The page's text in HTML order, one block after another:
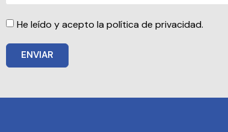
He leído y acepto la política de privacidad.
ENVIAR